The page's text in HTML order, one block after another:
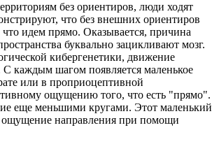
без ориентиров, люди ходят
что без внешних ориентиров
идем прямо. Оказывается, причина
буквально зацикливают мозг.
кибергенетики, движение
каждым шагом появляется маленькое
или в проприоцептивной
ощущению того, что есть "прямо".
еще меньшими кругами. Этот маленький
ощущение направления при помощи